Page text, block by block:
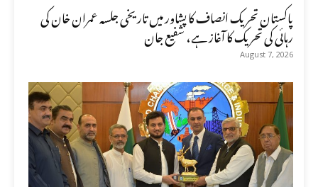
پاکستان تحریک انصاف کا پشاور میں تاریخی جلسہ عمران خان کی
رہائی کی تحریک کا آغاز ہے، شفیع جان
August 7, 2026